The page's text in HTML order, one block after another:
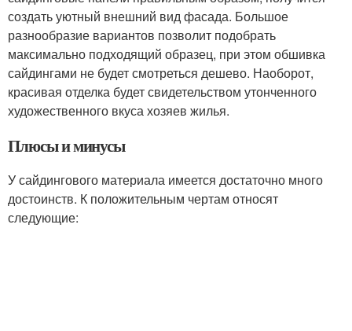
создать уютный внешний вид фасада. Большое
разнообразие вариантов позволит подобрать
максимально подходящий образец, при этом обшивка
сайдингами не будет смотреться дешево. Наоборот,
красивая отделка будет свидетельством утонченного
художественного вкуса хозяев жилья.
Плюсы и минусы
У сайдингового материала имеется достаточно много
достоинств. К положительным чертам относят
следующие: